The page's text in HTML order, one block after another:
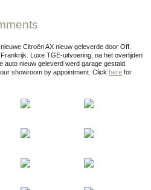
Citroën AX nieuw geleverde door Off.
Luxe TGE-uitvoering, na het overlijden
auto nieuw geleverd werd garage gestald.
showroom by appointment.Click here for